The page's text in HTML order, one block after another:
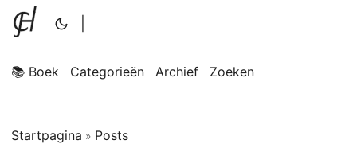
📚 Boek Categorieën Archief Zoeken
Startpagina » Posts